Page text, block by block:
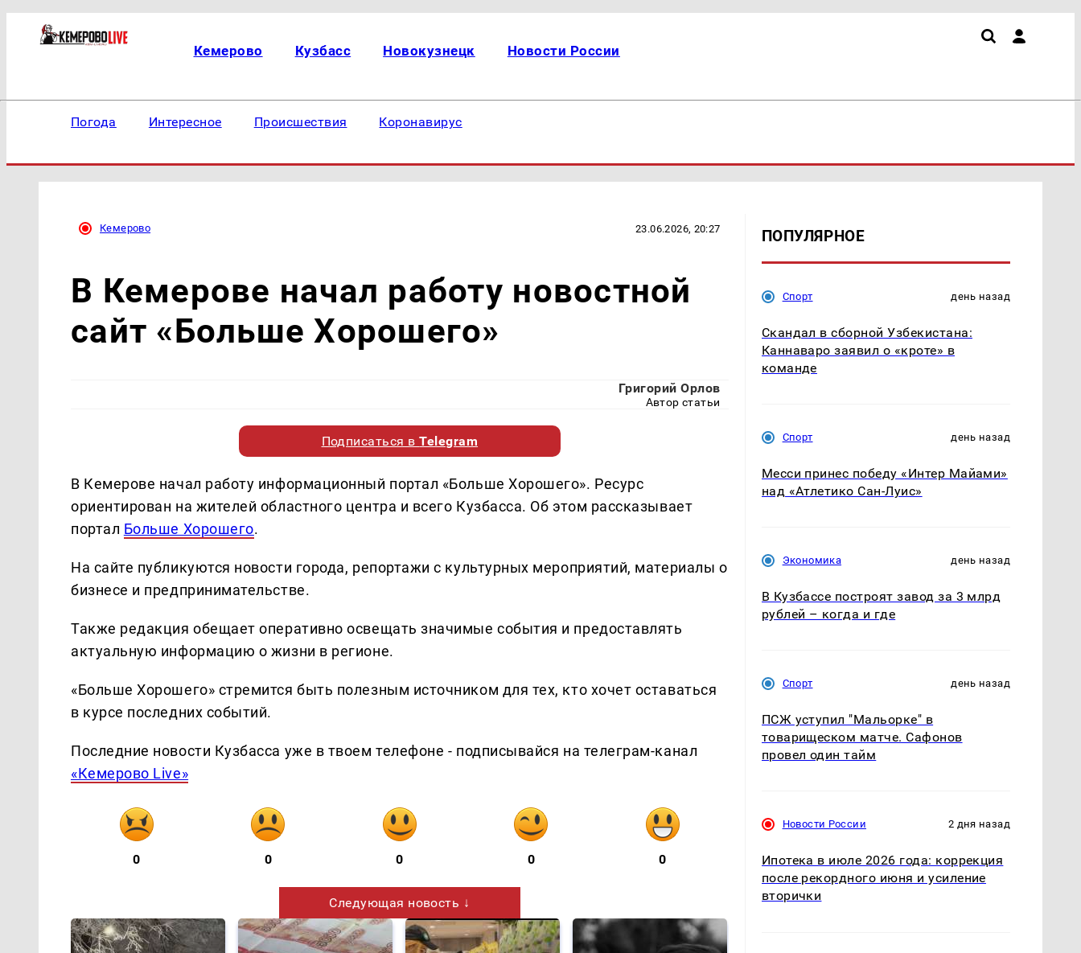
Кемерово Кузбасс Новокузнецк Новости России
Погода Интересное Происшествия Коронавирус
Кемерово 23.06.2026, 20:27
В Кемерове начал работу новостной
сайт «Больше Хорошего»
Григорий Орлов
Автор статьи
Подписаться вTelegram
В Кемерове начал работу информационный портал «Больше Хорошего». Ресурс
ориентирован на жителей областного центра и всего Кузбасса. Об этом рассказывает
портал Больше Хорошего.
На сайте публикуются новости города, репортажи с культурных мероприятий, материалы о
бизнесе и предпринимательстве.
Также редакция обещает оперативно освещать значимые события и предоставлять
актуальную информацию о жизни в регионе.
«Больше Хорошего» стремится быть полезным источником для тех, кто хочет оставаться
в курсе последних событий.
Последние новости Кузбасса уже в твоем телефоне - подписывайся на телеграм-канал
«Кемерово Live»
0 0 0 0 0
Следующая новость ↓
ПОПУЛЯРНОЕ
Спорт день назад
Скандал в сборной Узбекистана:
Каннаваро заявил о «кроте» в
команде
Спорт день назад
Месси принес победу «Интер Майами»
над «Атлетико Сан-Луис»
Экономика день назад
В Кузбассе построят завод за 3 млрд
рублей – когда и где
Спорт день назад
ПСЖ уступил "Мальорке" в
товарищеском матче. Сафонов
провел один тайм
Новости России 2 дня назад
Ипотека в июле 2026 года: коррекция
после рекордного июня и усиление
вторички